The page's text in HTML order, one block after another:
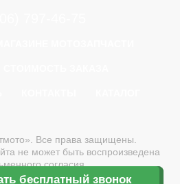
бесплатный звонок
Все права защищены.
не может быть воспроизведена
согласия.
соглашение
бесплатный звонок